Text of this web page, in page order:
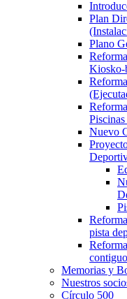
Plan
Plano
Kiosko-
Nuevo
pista
Memorias y
Nuestros
Círculo 500